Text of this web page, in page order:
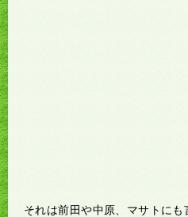
それは前田や中原、マサトにも